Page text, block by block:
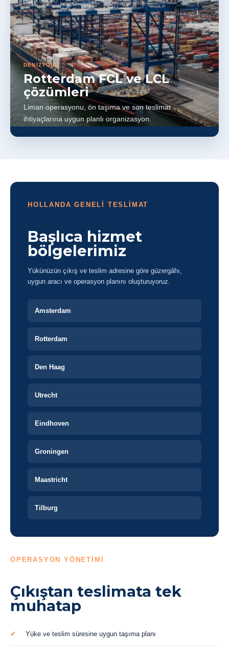
DENİZYOLU
Rotterdam FCL ve LCL
çözümleri
Liman operasyonu, ön taşıma ve son teslimat
ihtiyaçlarına uygun planlı organizasyon.
HOLLANDA GENELİ TESLİMAT
Başlıca hizmet
bölgelerimiz
Yükünüzün çıkış ve teslim adresine göre güzergâhı,
uygun aracı ve operasyon planını oluşturuyoruz.
Amsterdam
Rotterdam
Den Haag
Utrecht
Eindhoven
Groningen
Maastricht
Tilburg
OPERASYON YÖNETİMİ
Çıkıştan teslimata tek
muhatap
Yüke ve teslim süresine uygun taşıma planı